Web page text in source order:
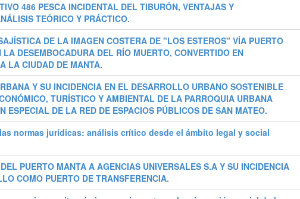
486 PESCA INCIDENTAL DEL TIBURÓN, VENTAJAS Y
TEÓRICO Y PRÁCTICO.
DE LA IMAGEN COSTERA DE "LOS ESTEROS" VÍA PUERTO
LA DESEMBOCADURA DEL RÍO MUERTO, CONVERTIDO EN
LA CIUDAD DE MANTA.
Y SU INCIDENCIA EN EL DESARROLLO URBANO SOSTENIBLE
TURÍSTICO Y AMBIENTAL DE LA PARROQUIA URBANA
ESPECIAL DE LA RED DE ESPACIOS PÚBLICOS DE SAN MATEO.
normas jurídicas: análisis crítico desde el ámbito legal y social
PUERTO MANTA A AGENCIAS UNIVERSALES S.A Y SU INCIDENCIA
COMO PUERTO DE TRANSFERENCIA.